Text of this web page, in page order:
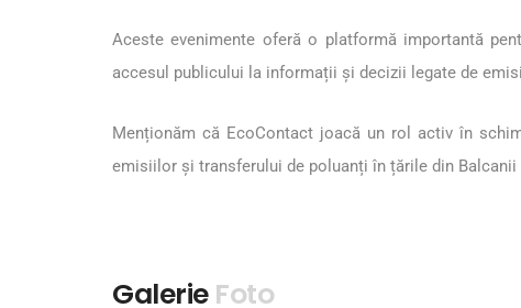
Aceste evenimente oferă o platformă importantă
accesul publicului la informații și decizii legate de
Menționăm că EcoContact joacă un rol activ în
emisiilor și transferului de poluanți în țările din Balcanii
Galerie Foto